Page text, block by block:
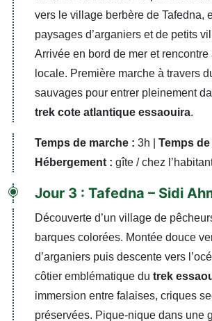
vers le village berbère de Tafedna,
paysages d’arganiers et de petits
Arrivée en bord de mer et
locale. Première marche à travers
sauvages pour entrer pleinement
trek cote atlantique essaouira.
Temps de marche : 3h | Temps
Hébergement : gîte / chez
Jour 3 : Tafedna – Sidi
Découverte d’un village de
barques colorées. Montée douce
d’arganiers puis descente vers
côtier emblématique du trek
immersion entre falaises, criques
préservées. Pique-nique dans une